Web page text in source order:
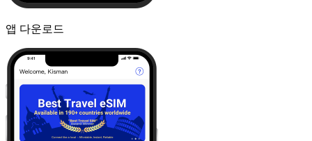
앱 다운로드